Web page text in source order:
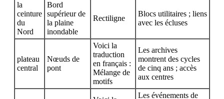
la
ceinture
du
Nord
Bord
supérieur de
la plaine
inondable
Rectiligne
Blocs utilitaires ; liens
avec les écluses
plateau
central
Nœuds de
pont
Voici la
traduction
en français :
Mélange de
motifs
Les archives
montrent des cycles
de cinq ans ; accès
aux centres
Les événements de